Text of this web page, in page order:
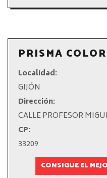
PRISMA
Localidad:
GIJÓN
Dirección:
CALLE PROFESOR
CP:
33209
CONSIGUE EL